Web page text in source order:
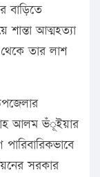
বাড়িতে
আত্মহত্যা
তার লাশ
শাহ আলম ভঁূইয়ার
সরকার